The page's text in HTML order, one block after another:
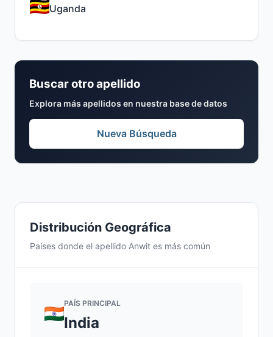
Distribución Geográfica
Países donde el apellido Anwit es más común
PAÍS PRINCIPAL
India
Uganda
Buscar otro apellido
Explora más apellidos en nuestra base de datos
Nueva Búsqueda